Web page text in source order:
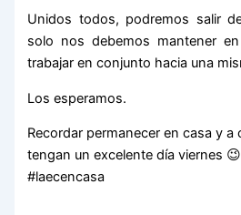
Unidos todos, podremos salir
solo nos debemos mantener
trabajar en conjunto hacia una
Los esperamos.
Recordar permanecer en casa y a
tengan un excelente día viernes
#laecencasa